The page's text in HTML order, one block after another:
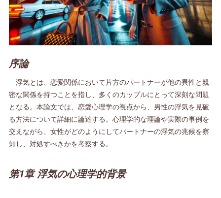
序論
浮気とは、恋愛関係において片方のパートナーが他の異性と親
密な関係を持つことを指し、多くのカップルにとって深刻な問題
となる。本論文では、恋愛心理学の視点から、男性の浮気を見破
る方法について詳細に論述する。心理学的な理論や実際の事例を
交えながら、女性がどのようにしてパートナーの浮気の兆候を察
知し、対処すべきかを考察する。
第1章 浮気の心理学的背景